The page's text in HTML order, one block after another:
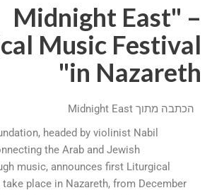
Midnight East" –
Music Festival
in Nazareth"
הכתבה מתוך Midnight East
headed by violinist Nabil
the Arab and Jewish
music, announces first Liturgical
place in Nazareth, from December